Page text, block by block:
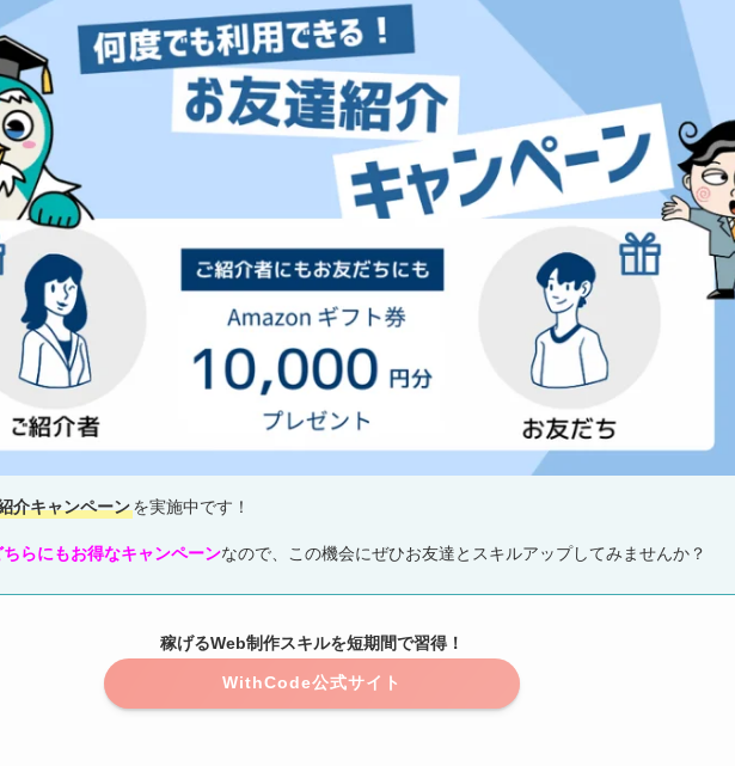
介キャンペーンを実施中です！
ちらにもお得なキャンペーンなので、この機会にぜひお友達とスキルアップしてみませんか？
稼げるWeb制作スキルを短期間で習得！
WithCode公式サイト